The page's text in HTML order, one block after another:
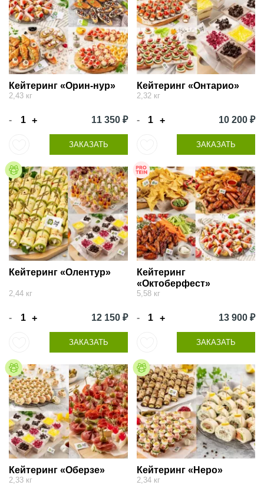
Кейтеринг «Орин-нур»
2,43 кг
- + 11 350 ₽
ЗАКАЗАТЬ
Кейтеринг «Онтарио»
2,32 кг
- + 10 200 ₽
ЗАКАЗАТЬ
Кейтеринг «Олентур»
2,44 кг
- + 12 150 ₽
ЗАКАЗАТЬ
Кейтеринг
«Октоберфест»
5,58 кг
- + 13 900 ₽
ЗАКАЗАТЬ
Кейтеринг «Оберзе»
2,33 кг
Кейтеринг «Неро»
2,34 кг